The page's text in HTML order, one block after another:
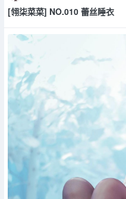
[翎柒菜菜] NO.010 蕾丝睡衣